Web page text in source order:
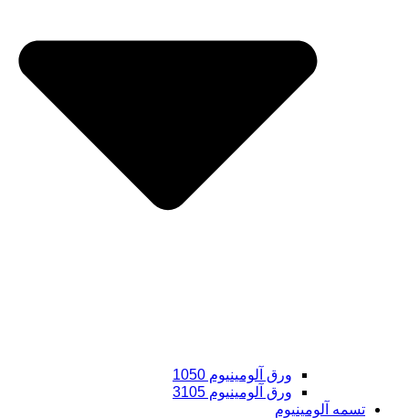
ورق آلومینیوم 1050
ورق آلومینیوم 3105
تسمه آلومینیوم